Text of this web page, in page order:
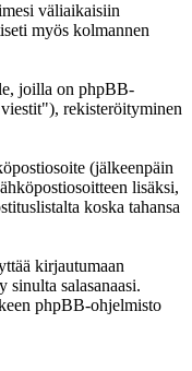
väliaikaisiin
myös kolmannen
joilla on phpBB-
rekisteröityminen
(jälkeenpäin
lisäksi,
koska tahansa
kirjautumaan
salasanaasi.
phpBB-ohjelmisto